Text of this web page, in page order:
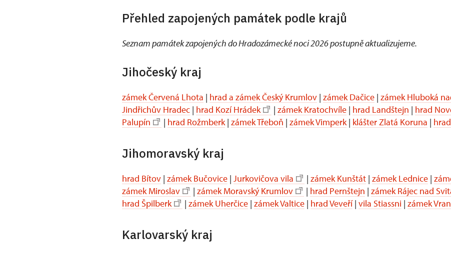
Přehled zapojených památek podle krajů
Seznam památek zapojených do Hradozámecké noci 2026 postupně aktualizujeme.
Jihočeský kraj
zámek Červená Lhota | hrad a zámek Český Krumlov | zámek Dačice | zámek Hluboká
Jindřichův Hradec | hrad Kozí Hrádek | zámek Kratochvíle | hrad Landštejn | hrad
Palupín
| hrad Rožmberk | zámek Třeboň | zámek Vimperk | klášter Zlatá Koruna |
Jihomoravský kraj
hrad Bítov | zámek Bučovice | Jurkovičova vila | zámek Kunštát | zámek Lednice |
zámek Miroslav
| zámek Moravský Krumlov | hrad Pernštejn | zámek Rájec nad
hrad Špilberk
| zámek Uherčice | zámek Valtice | hrad Veveří| vila Stiassni | zámek
Karlovarský kraj